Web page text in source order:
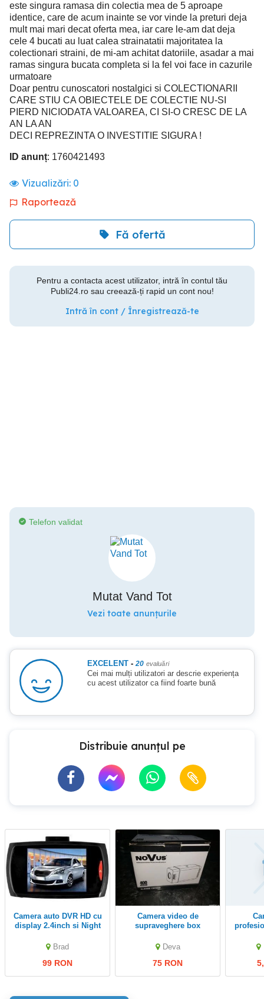
este singura ramasa din colectia mea de 5 aproape
identice, care de acum inainte se vor vinde la preturi deja
mult mai mari decat oferta mea, iar care le-am dat deja
cele 4 bucati au luat calea strainatatii majoritatea la
colectionari straini, de mi-am achitat datoriile, asadar a mai
ramas singura bucata completa si la fel voi face in cazurile
urmatoare
Doar pentru cunoscatori nostalgici si COLECTIONARII
CARE STIU CA OBIECTELE DE COLECTIE NU-SI
PIERD NICIODATA VALOAREA, CI SI-O CRESC DE LA
AN LA AN
DECI REPREZINTA O INVESTITIE SIGURA !
ID anunț: 1760421493
Vizualizări: 0
Raportează
Fă ofertă
Pentru a contacta acest utilizator, intră în contul tău
Publi24.ro sau creează-ți rapid un cont nou!
Intră în cont / Înregistrează-te
Telefon validat
Mutat Vand Tot
Vezi toate anunțurile
EXCELENT - 20 evaluări
Cei mai mulți utilizatori ar descrie experiența
cu acest utilizator ca fiind foarte bună
Distribuie anunțul pe
Camera auto DVR HD cu
display 2.4inch si Night
Brad
99 RON
camera video de
supraveghere box
Deva
75 RON
camera video